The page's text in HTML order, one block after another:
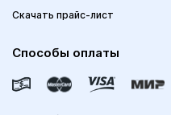
Скачать прайс-лист
Способы оплаты